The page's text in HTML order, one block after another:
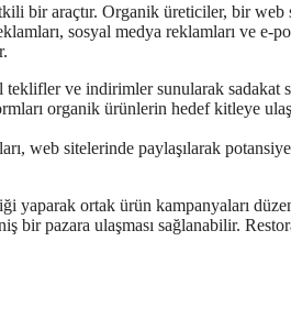
bir araçtır. Organik üreticiler, bir web
sosyal medya reklamları ve e-
ve indirimler sunularak sadakat
organik ürünlerin hedef kitleye
web sitelerinde paylaşılarak
yaparak ortak ürün kampanyaları
bir pazara ulaşması sağlanabilir.